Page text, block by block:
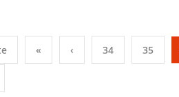
« ‹ 34 35